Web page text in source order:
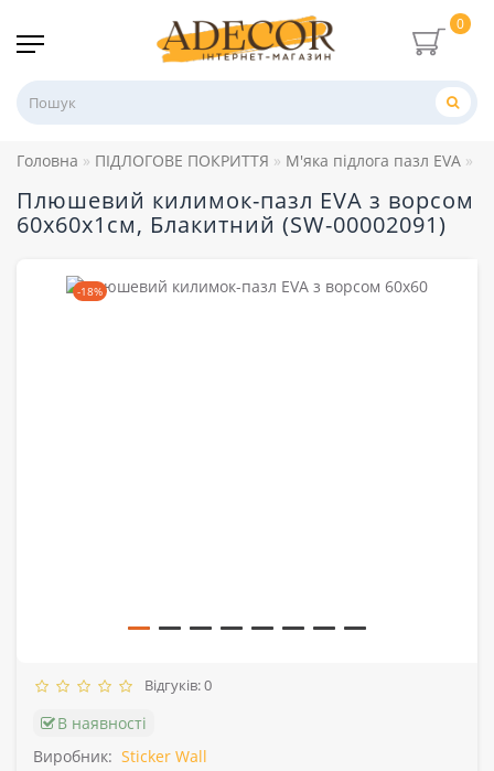
0
Головна ПІДЛОГОВЕ ПОКРИТТЯ М'яка підлога пазл EVA
Плюшевий килимок-пазл EVA з ворсом
60х60х1см, Блакитний (SW-00002091)
-18%
Відгуків: 0
В наявності
Виробник: Sticker Wall